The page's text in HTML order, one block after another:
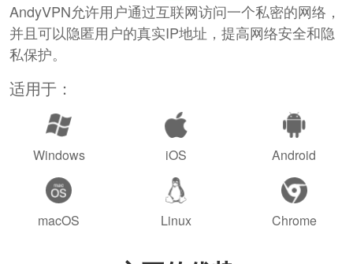
AndyVPN允许用户通过互联网访问一个私密的网络，
并且可以隐匿用户的真实IP地址，提高网络安全和隐
私保护。
适用于：
Windows iOS Android
macOS Linux Chrome